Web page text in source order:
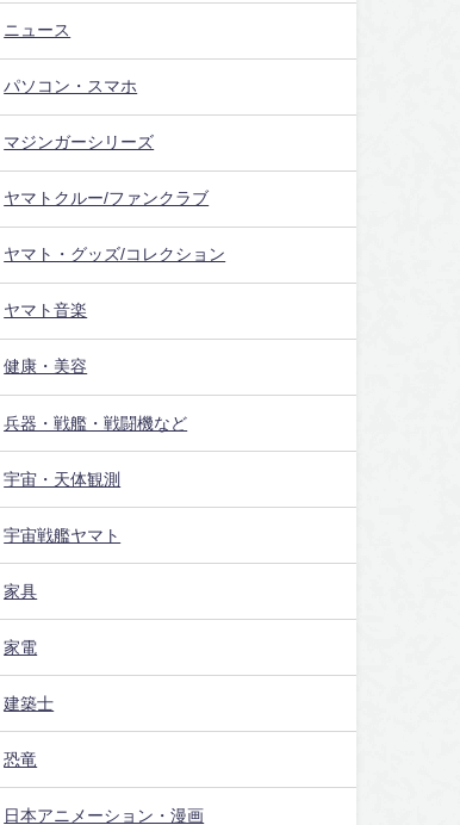
ニュース
パソコン・スマホ
マジンガーシリーズ
ヤマトクルー/ファンクラブ
ヤマト・グッズ/コレクション
ヤマト音楽
健康・美容
兵器・戦艦・戦闘機など
宇宙・天体観測
宇宙戦艦ヤマト
家具
家電
建築士
恐竜
日本アニメーション・漫画